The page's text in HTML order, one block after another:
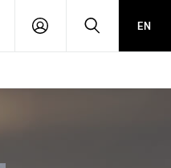
PŘIHLÁSIT HLEDATEN